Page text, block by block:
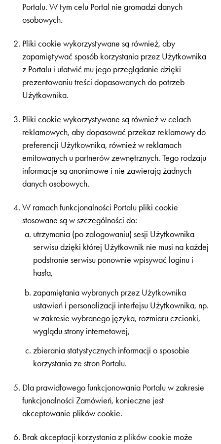
Portalu. W tym celu Portal nie gromadzi danych
osobowych.
Pliki cookie wykorzystywane są również, aby
zapamiętywać sposób korzystania przez Użytkownika
z Portalu i ułatwić mu jego przeglądanie dzięki
prezentowaniu treści dopasowanych do potrzeb
Użytkownika.
Pliki cookie wykorzystywane są również w celach
reklamowych, aby dopasować przekaz reklamowy do
preferencji Użytkownika, również w reklamach
emitowanych u partnerów zewnętrznych. Tego rodzaju
informacje są anonimowe i nie zawierają żadnych
danych osobowych.
W ramach funkcjonalności Portalu pliki cookie
stosowane są w szczególności do:
utrzymania (po zalogowaniu) sesji Użytkownika
serwisu dzięki której Użytkownik nie musi na każdej
podstronie serwisu ponownie wpisywać loginu i
hasła,
zapamiętania wybranych przez Użytkownika
ustawień i personalizacji interfejsu Użytkownika, np.
w zakresie wybranego języka, rozmiaru czcionki,
wyglądu strony internetowej,
zbierania statystycznych informacji o sposobie
korzystania ze stron Portalu.
Dla prawidłowego funkcjonowania Portalu w zakresie
funkcjonalności Zamówień, konieczne jest
akceptowanie plików cookie.
Brak akceptacji korzystania z plików cookie może